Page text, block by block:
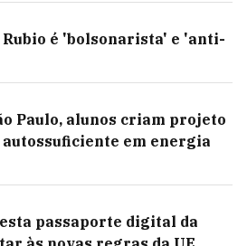
é 'bolsonarista' e 'anti-
Paulo, alunos criam projeto
em energia
passaporte digital da